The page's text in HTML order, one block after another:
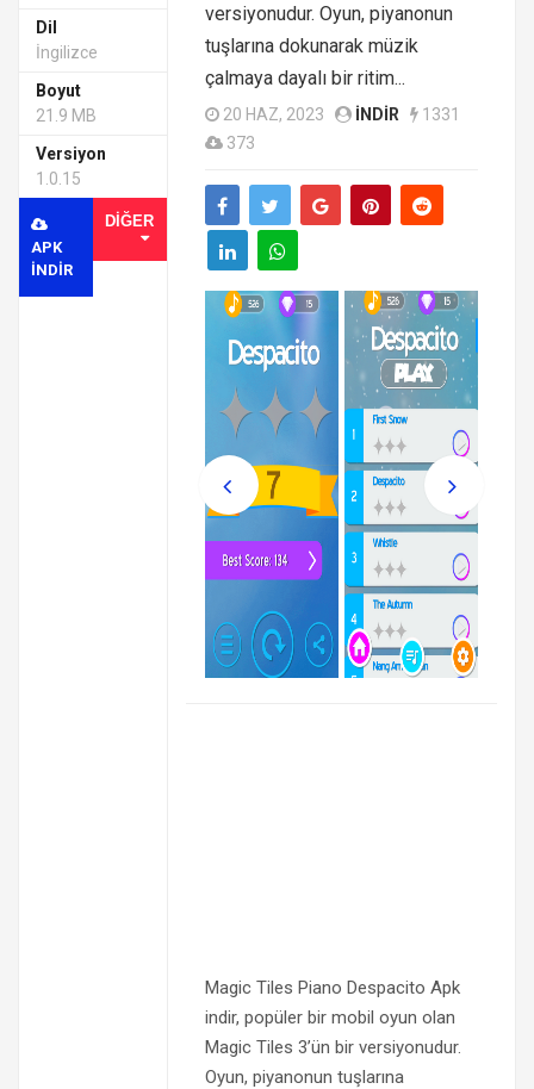
Dil
İngilizce
Boyut
21.9 MB
Versiyon
1.0.15
APK
INDIR
DIĞER
versiyonudur. Oyun, piyanonun
tuşlarına dokunarak müzik
çalmaya dayalı bir ritim...
20 HAZ, 2023 INDIR
1331
373
Magic Tiles Piano Despacito Apk
indir, popüler bir mobil oyun olan
Magic Tiles 3’ün bir versiyonudur.
Oyun, piyanonun tuşlarına